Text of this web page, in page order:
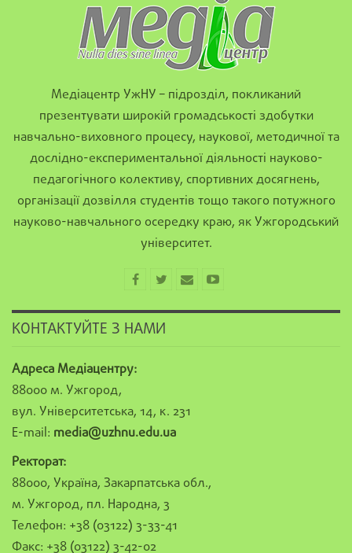
Медіацентр УжНУ – підрозділ, покликаний
презентувати широкій громадськості здобутки
навчально-виховного процесу, наукової, методичної та
дослідно-експериментальної діяльності науково-
педагогічного колективу, спортивних досягнень,
організації дозвілля студентів тощо такого потужного
науково-навчального осередку краю, як Ужгородський
університет.
КОНТАКТУЙТЕ З НАМИ
Адреса Медіацентру:
88000 м. Ужгород,
вул. Університетська, 14, к. 231
E-mail: media@uzhnu.edu.ua
Ректорат:
88000, Україна, Закарпатська обл.,
м. Ужгород, пл. Народна, 3
Телефон: +38 (03122) 3-33-41
Факс: +38 (03122) 3-42-02